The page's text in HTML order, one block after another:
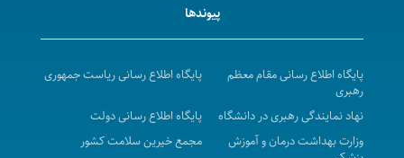
یازدهمین کنگره تخصصی و بین المللی کنترل عفونت و
استریلیزاسیون، مواد و تجهیزات پزشکی
نخبگان
پانزدهمین کنگره پیشگامان پیشرفت
پیوندها
پایگاه اطلاع رسانی مقام معظم
رهبری
پایگاه اطلاع رسانی ریاست جمهوری
نهاد نمایندگی رهبری در دانشگاه
پایگاه اطلاع رسانی دولت
وزارت بهداشت درمان و آموزش
مجمع خیرین سلامت کشور